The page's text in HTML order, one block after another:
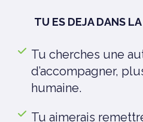
TU ES DEJA DANS
Tu cherches une
d’accompagner,
humaine.
Tu aimerais